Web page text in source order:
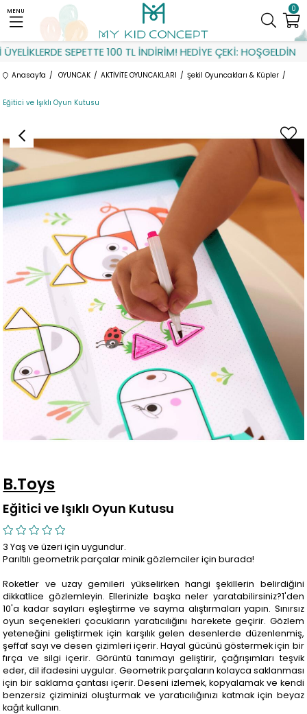
SEPETTE 100 TL İNDİRİM! HEDİYE ÇEKİ: HOŞGELDİN
0
MENU
Anasayfa OYUNCAK AKTİVİTE OYUNCAKLARI Şekil Oyuncakları & Küpler
Eğitici ve Işıklı Oyun Kutusu
B.Toys
Eğitici ve Işıklı Oyun Kutusu
3 Yaş ve üzeri için uygundur.
Parıltılı geometrik parçalar minik gözlemciler için burada!
Roketler ve uzay gemileri yükselirken hangi şekillerin belirdiğini
dikkatlice gözlemleyin. Ellerinizle başka neler yaratabilirsiniz?1'den
10'a kadar sayıları eşleştirme ve sayma alıştırmaları yapın. Sınırsız
oyun seçenekleri çocukların yaratıcılığını harekete geçirir. Gözlem
yeteneğini geliştirmek için karşılık gelen desenlerde düzenlenmiş,
şeffaf sayı ve desen çizimleri içerir. Hayal gücünü göstermek için bir
fırça ve silgi içerir. Görüntü tanımayı geliştirir, çağrışımları teşvik
eder, dil ifadesini uygular. Geometrik parçaların kolayca saklanması
için bir saklama çantası içerir. Deseni izlemek, kopyalamak ve kendi
benzersiz çiziminizi oluşturmak ve yaratıcılığınızı katmak için beyaz
kağıt kullanın.